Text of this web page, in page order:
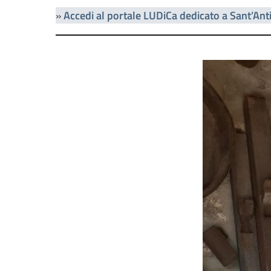
»Accedi al portale LUDiCa dedicato a